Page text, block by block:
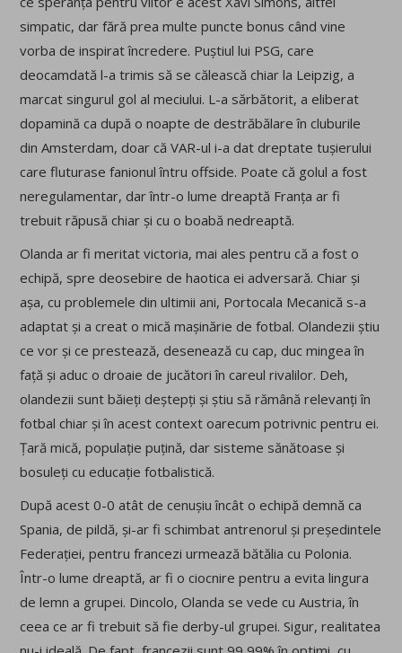
simpatic, dar fără prea multe puncte bonus când vine
vorba de inspirat încredere. Puștiul lui PSG, care
deocamdată l-a trimis să se călească chiar la Leipzig, a
marcat singurul gol al meciului. L-a sărbătorit, a eliberat
dopamină ca după o noapte de destrăbălare în cluburile
din Amsterdam, doar că VAR-ul i-a dat dreptate tușierului
care fluturase fanionul întru offside. Poate că golul a fost
neregulamentar, dar într-o lume dreaptă Franța ar fi
trebuit răpusă chiar și cu o boabă nedreaptă.
Olanda ar fi meritat victoria, mai ales pentru că a fost o
echipă, spre deosebire de haotica ei adversară. Chiar și
așa, cu problemele din ultimii ani, Portocala Mecanică s-a
adaptat și a creat o mică mașinărie de fotbal. Olandezii știu
ce vor și ce prestează, desenează cu cap, duc mingea în
față și aduc o droaie de jucători în careul rivalilor. Deh,
olandezii sunt băieți deștepți și știu să rămână relevanți în
fotbal chiar și în acest context oarecum potrivnic pentru ei.
Țară mică, populație puțină, dar sisteme sănătoase și
bosuleți cu educație fotbalistică.
După acest 0-0 atât de cenușiu încât o echipă demnă ca
Spania, de pildă, și-ar fi schimbat antrenorul și președintele
Federației, pentru francezi urmează bătălia cu Polonia.
Într-o lume dreaptă, ar fi o ciocnire pentru a evita lingura
de lemn a grupei. Dincolo, Olanda se vede cu Austria, în
ceea ce ar fi trebuit să fie derby-ul grupei. Sigur, realitatea